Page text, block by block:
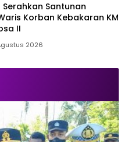
Santunan
Korban Kebakaran KM
II
2026